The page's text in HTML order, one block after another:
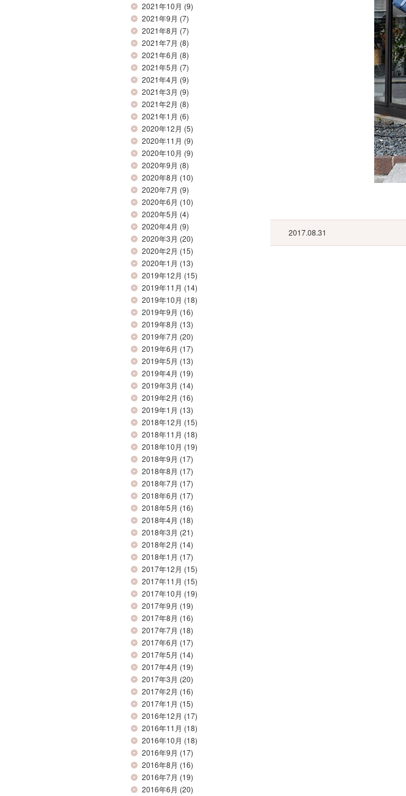
2021年10月 (9)
2021年9月 (7)
2021年8月 (7)
2021年7月 (8)
2021年6月 (8)
2021年5月 (7)
2021年4月 (9)
2021年3月 (9)
2021年2月 (8)
2021年1月 (6)
2020年12月 (5)
2020年11月 (9)
2020年10月 (9)
2020年9月 (8)
2020年8月 (10)
2020年7月 (9)
2020年6月 (10)
2020年5月 (4)
2020年4月 (9)
2020年3月 (20)
2020年2月 (15)
2020年1月 (13)
2019年12月 (15)
2019年11月 (14)
2019年10月 (18)
2019年9月 (16)
2019年8月 (13)
2019年7月 (20)
2019年6月 (17)
2019年5月 (13)
2019年4月 (19)
2019年3月 (14)
2019年2月 (16)
2019年1月 (13)
2018年12月 (15)
2018年11月 (18)
2018年10月 (19)
2018年9月 (17)
2018年8月 (17)
2018年7月 (17)
2018年6月 (17)
2018年5月 (16)
2018年4月 (18)
2018年3月 (21)
2018年2月 (14)
2018年1月 (17)
2017年12月 (15)
2017年11月 (15)
2017年10月 (19)
2017年9月 (19)
2017年8月 (16)
2017年7月 (18)
2017年6月 (17)
2017年5月 (14)
2017年4月 (19)
2017年3月 (20)
2017年2月 (16)
2017年1月 (15)
2016年12月 (17)
2016年11月 (18)
2016年10月 (18)
2016年9月 (17)
2016年8月 (16)
2016年7月 (19)
2016年6月 (20)
2017.08.31